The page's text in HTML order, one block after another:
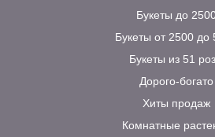
Букеты до
Букеты от 2500 до
Букеты из 51
Дорого-богато
Хиты продаж
Комнатные